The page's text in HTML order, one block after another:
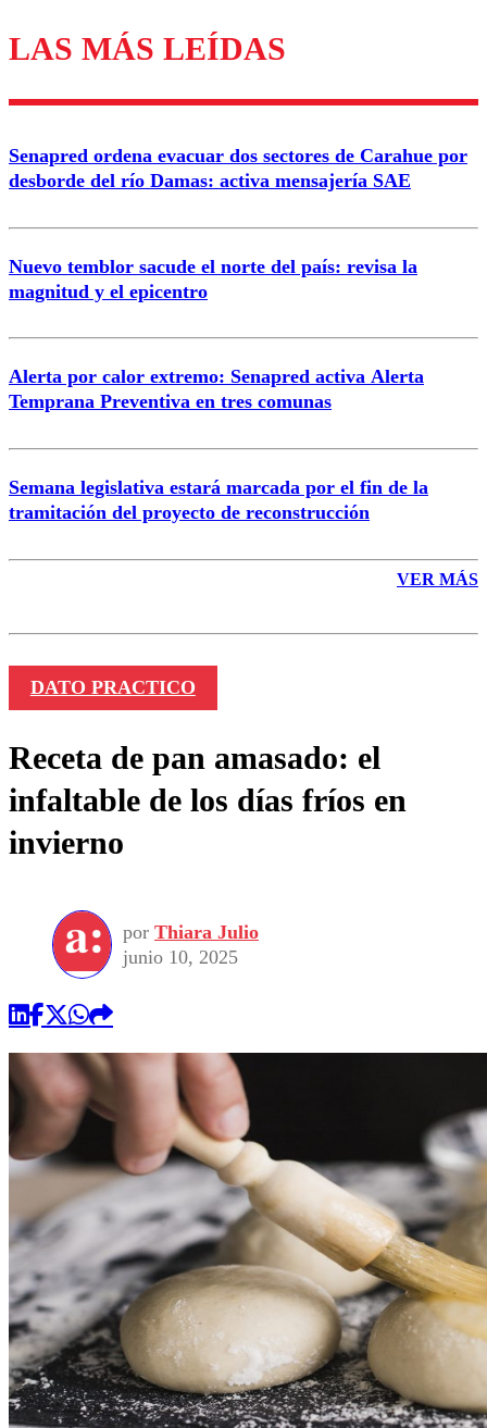
Los comentarios son moderados para garantizar un
diálogo respetuoso.
Correo
LAS MÁS LEÍDAS
Senapred ordena evacuar dos sectores de Carahue por
desborde del río Damas: activa mensajería SAE
Nuevo temblor sacude el norte del país: revisa la
magnitud y el epicentro
Alerta por calor extremo: Senapred activa Alerta
Temprana Preventiva en tres comunas
Semana legislativa estará marcada por el fin de la
tramitación del proyecto de reconstrucción
VER MÁS
DATO PRACTICO
Receta de pan amasado: el
infaltable de los días fríos en
invierno
por Thiara Julio
junio 10, 2025